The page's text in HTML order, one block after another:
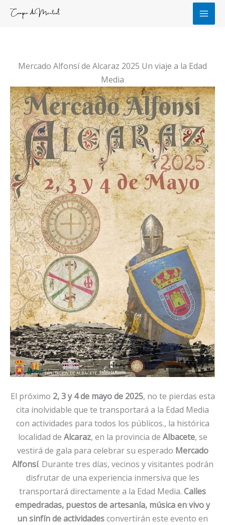
Mercado Alfonsí de Alcaraz 2025 Un viaje a la Edad
Media
El próximo 2, 3 y 4 de mayo de 2025, no te pierdas esta
cita inolvidable que te transportará a la Edad Media
con actividades para todos los públicos., la histórica
localidad de Alcaraz, en la provincia de Albacete, se
vestirá de gala para celebrar su esperado Mercado
Alfonsí. Durante tres días, vecinos y visitantes podrán
disfrutar de una experiencia inmersiva que les
transportará directamente a la Edad Media. Calles
empedradas, puestos de artesanía, música en vivo y
un sinfín de actividadesconvertirán este evento en